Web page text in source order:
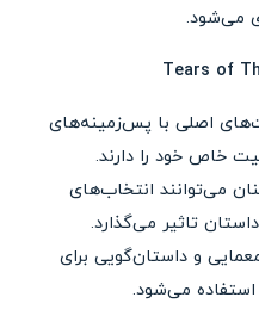
می‌شود.
اصلی با پس‌زمینه‌های
خاص خود را دارند.
می‌توانند انتخاب‌های
تاثیر می‌گذارد.
و داستان‌گویی برای
می‌شود.